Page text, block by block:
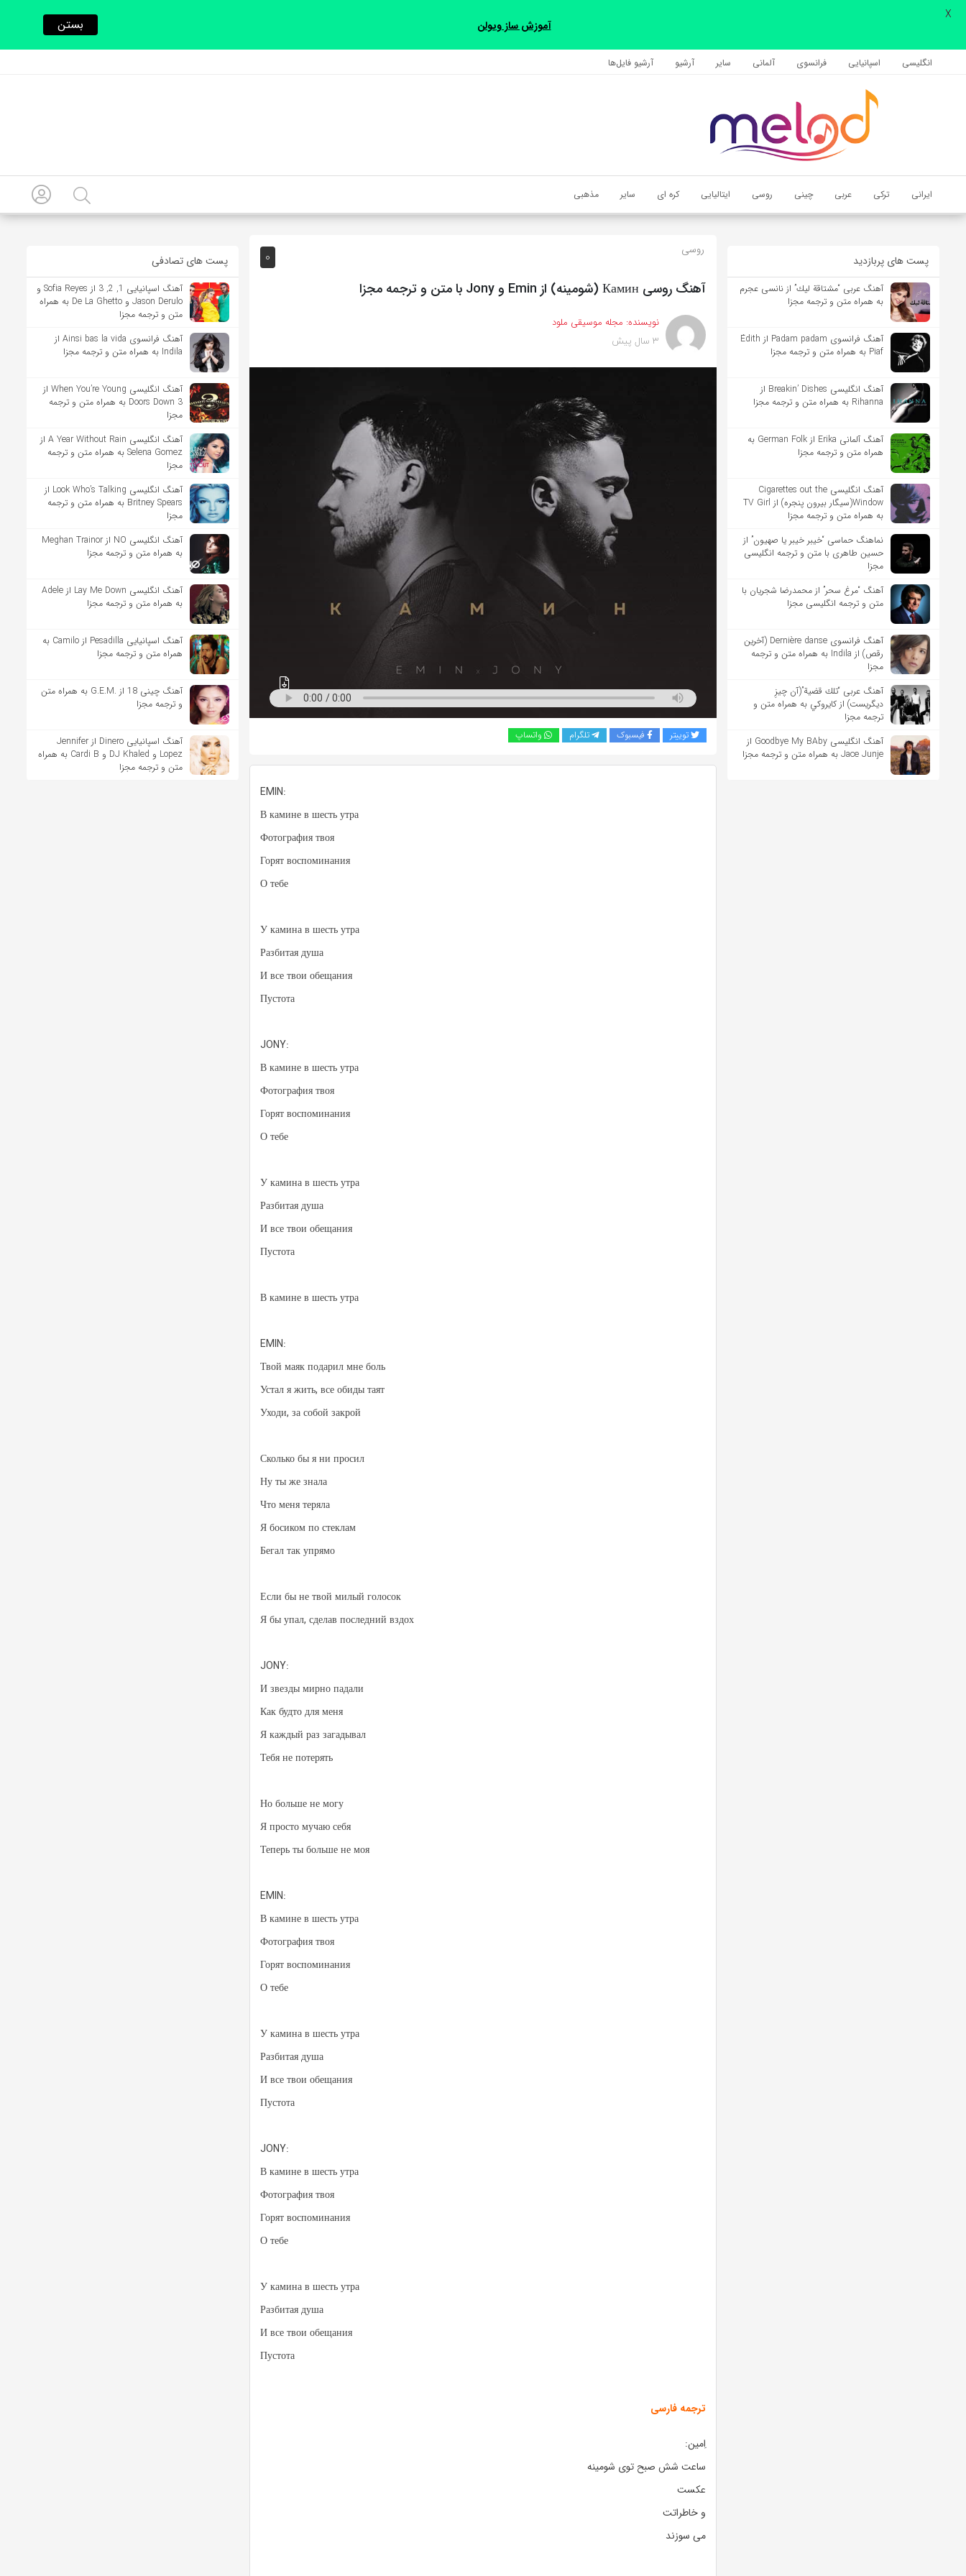
انگلیسی اسپانیایی فرانسوی آلمانی سایر آرشیو آرشیو فایل‌‎ها
ایرانی ترکی عربی چینی روسی ایتالیایی کره ای سایر مذهبی
اشتراک گذاری
با استفاده از روش‌های زیر می‌توانید این صفحه را با دوستان خود به
کپی لینک
پست های پربازدید
آهنگ عربی “مشتاقة لیك” از نانسی عجرم
به همراه متن و ترجمه مجزا
آهنگ فرانسوی Padam padam از Édith
Piaf به همراه متن و ترجمه مجزا
آهنگ انگلیسی Breakin’ Dishes از
Rihanna به همراه متن و ترجمه مجزا
آهنگ آلمانی Erika از German Folk به
همراه متن و ترجمه مجزا
آهنگ انگلیسی Cigarettes out the
Window(سیگار بیرون پنجره) از TV Girl
به همراه متن و ترجمه مجزا
نماهنگ حماسی “خیبر خیبر یا صهیون” از
حسین طاهری با متن و ترجمه انگلیسی
مجزا
آهنگ “مرغ سحر” از محمدرضا شجریان با
متن و ترجمه انگلیسی مجزا
آهنگ فرانسوی Dernière danse (آخرین
رقص) از Indila به همراه متن و ترجمه
مجزا
آهنگ عربی “تلك قضية”(آن چیزِ
دیگریست) از كايروكي به همراه متن و
ترجمه مجزا
آهنگ انگلیسی Goodbye My BAby از
Jace Junje به همراه متن و ترجمه مجزا
0 روسی
آهنگ روسی Камин (شومینه) از Emin و Jony با متن و ترجمه مجزا
نویسنده: مجله موسیقی ملود
3 سال پیش
توییتر فیسبوک تلگرام واتساپ
EMIN:
В камине в шесть утра
Фотография твоя
Горят воспоминания
О тебе
У камина в шесть утра
Разбитая душа
И все твои обещания
Пустота
JONY:
В камине в шесть утра
Фотография твоя
Горят воспоминания
О тебе
У камина в шесть утра
Разбитая душа
И все твои обещания
Пустота
В камине в шесть утра
EMIN:
Твой маяк подарил мне боль
Устал я жить, все обиды таят
Уходи, за собой закрой
Сколько бы я ни просил
Ну ты же знала
Что меня теряла
Я босиком по стеклам
Бегал так упрямо
Если бы не твой милый голосок
Я бы упал, сделав последний вздох
JONY:
И звезды мирно падали
Как будто для меня
Я каждый раз загадывал
Тебя не потерять
Но больше не могу
Я просто мучаю себя
Теперь ты больше не моя
EMIN:
В камине в шесть утра
Фотография твоя
Горят воспоминания
О тебе
У камина в шесть утра
Разбитая душа
И все твои обещания
Пустота
JONY:
В камине в шесть утра
Фотография твоя
Горят воспоминания
О тебе
У камина в шесть утра
Разбитая душа
И все твои обещания
Пустота
ترجمه فارسی
اِمین:
ساعت شش صبح توی شومینه
عکست
و خاطراتت
می سوزند
پست های تصادفی
آهنگ اسپانیایی 1, 2, 3 از Sofia Reyes و
Jason Derulo و De La Ghetto به همراه
متن و ترجمه مجزا
آهنگ فرانسوی Ainsi bas la vida از
Indila به همراه متن و ترجمه مجزا
آهنگ انگلیسی When You’re Young از
3 Doors Down به همراه متن و ترجمه
مجزا
آهنگ انگلیسی A Year Without Rain از
Selena Gomez به همراه متن و ترجمه
مجزا
آهنگ انگلیسی Look Who’s Talking از
Britney Spears به همراه متن و ترجمه
مجزا
آهنگ انگلیسی NO از Meghan Trainor
به همراه متن و ترجمه مجزا
آهنگ انگلیسی Lay Me Down از Adele
به همراه متن و ترجمه مجزا
آهنگ اسپانیایی Pesadilla از Camilo به
همراه متن و ترجمه مجزا
آهنگ چینی 18 از .G.E.M به همراه متن
و ترجمه مجزا
آهنگ اسپانیایی Dinero از Jennifer
Lopez و DJ Khaled و Cardi B به همراه
متن و ترجمه مجزا
آموزش ساز ویولن بستن
X